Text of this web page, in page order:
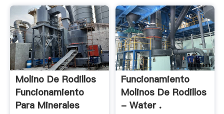
Molino De Rodillos
Funcionamiento
Para Minerales
Funcionamiento
Molinos De Rodillos
- Water .